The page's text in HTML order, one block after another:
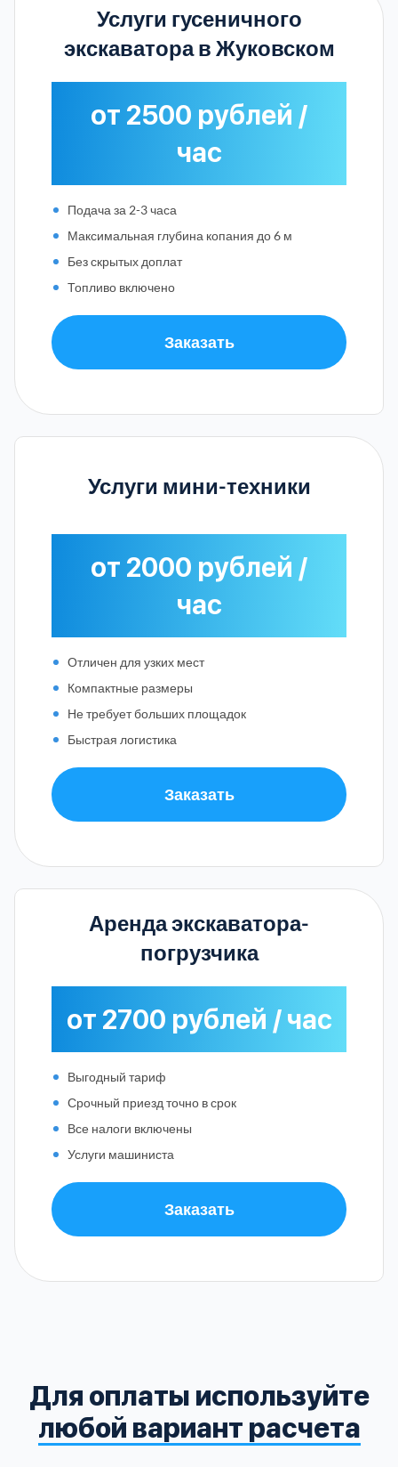
Услуги гусеничного
экскаватора в Жуковском
от 2500 рублей /
час
Подача за 2-3 часа
Максимальная глубина копания до 6 м
Без скрытых доплат
Топливо включено
Заказать
Услуги мини-техники
от 2000 рублей /
час
Отличен для узких мест
Компактные размеры
Не требует больших площадок
Быстрая логистика
Заказать
Аренда экскаватора-
погрузчика
от 2700 рублей / час
Выгодный тариф
Срочный приезд точно в срок
Все налоги включены
Услуги машиниста
Заказать
Для оплаты используйте
любой вариант расчета